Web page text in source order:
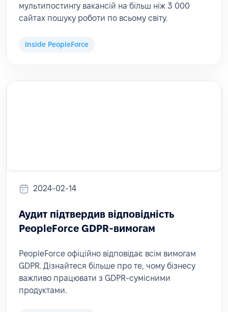
мультипостингу вакансій на більш ніж 3 000
сайтах пошуку роботи по всьому світу.
Inside PeopleForce
2024-02-14
Аудит підтвердив відповідність
PeopleForce GDPR-вимогам
PeopleForce офіційно відповідає всім вимогам
GDPR. Дізнайтеся більше про те, чому бізнесу
важливо працювати з GDPR-сумісними
продуктами.